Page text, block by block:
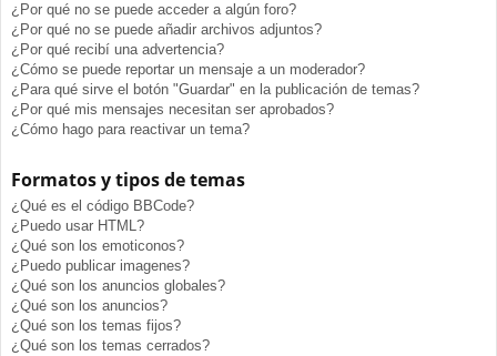
¿Por qué no se puede acceder a algún foro?
¿Por qué no se puede añadir archivos adjuntos?
¿Por qué recibí una advertencia?
¿Cómo se puede reportar un mensaje a un moderador?
¿Para qué sirve el botón "Guardar" en la publicación de temas?
¿Por qué mis mensajes necesitan ser aprobados?
¿Cómo hago para reactivar un tema?
Formatos y tipos de temas
¿Qué es el código BBCode?
¿Puedo usar HTML?
¿Qué son los emoticonos?
¿Puedo publicar imagenes?
¿Qué son los anuncios globales?
¿Qué son los anuncios?
¿Qué son los temas fijos?
¿Qué son los temas cerrados?